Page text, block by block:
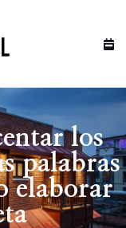
los
palabras
elaborar